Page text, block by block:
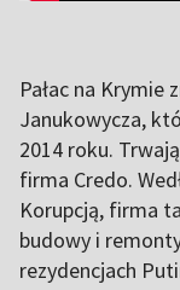
Pałac na Krymie
Janukowycza,
2014 roku.
firma Credo.
Korupcją, firma
budowy i
rezydencjach